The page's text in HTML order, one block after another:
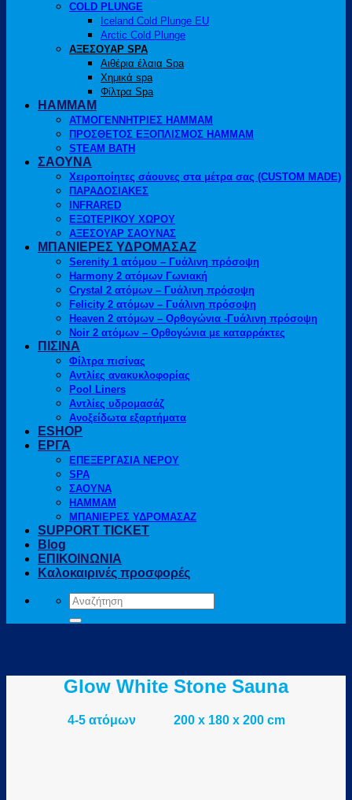
COLD PLUNGE
Iceland Cold Plunge EU
Arctic Cold Plunge
ΑΞΕΣΟΥΑΡ SPA
Αιθέρια έλαια Spa
Χημικά spa
Φίλτρα Spa
HAMMAM
ΑΤΜΟΓΕΝΝΗΤΡΙΕΣ HAMMAM
ΠΡΟΣΘΕΤΟΣ ΕΞΟΠΛΙΣΜΟΣ HAMMAM
STEAM BATH
ΣΑΟΥΝΑ
Χειροποίητες σάουνες στα μέτρα σας (CUSTOM MADE)
ΠΑΡΑΔΟΣΙΑΚΕΣ
INFRARED
ΕΞΩΤΕΡΙΚΟΥ ΧΩΡΟΥ
ΑΞΕΣΟΥΑΡ ΣΑΟΥΝΑΣ
ΜΠΑΝΙΕΡΕΣ ΥΔΡΟΜΑΣΑΖ
Serenity 1 ατόμου – Γυάλινη πρόσοψη
Harmony 2 ατόμων Γωνιακή
Crystal 2 ατόμων – Γυάλινη πρόσοψη
Felicity 2 ατόμων – Γυάλινη πρόσοψη
Heaven 2 ατόμων – Ορθογώνια -Γυάλινη πρόσοψη
Noir 2 ατόμων – Ορθογώνια με καταρράκτες
ΠΙΣΙΝΑ
Φίλτρα πισίνας
Αντλίες ανακυκλοφορίας
Pool Liners
Αντλίες υδρομασάζ
Ανοξείδωτα εξαρτήματα
ESHOP
ΕΡΓΑ
ΕΠΕΞΕΡΓΑΣΙΑ ΝΕΡΟΥ
SPA
ΣΑΟΥΝΑ
HAMMAM
ΜΠΑΝΙΕΡΕΣ ΥΔΡΟΜΑΣΑΖ
SUPPORT TICKET
Blog
ΕΠΙΚΟΙΝΩΝΙΑ
Καλοκαιρινές προσφορές
Αναζήτηση
για:
Glow White Stone Sauna
4-5 ατόμων 200 x 180 x 200 cm